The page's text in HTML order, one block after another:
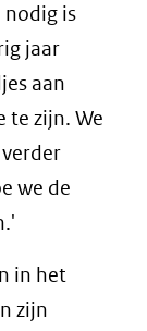
nodig is
jaar
aan
te zijn. We
we de
in het
zijn